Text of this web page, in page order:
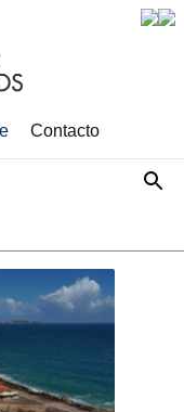
Contacto